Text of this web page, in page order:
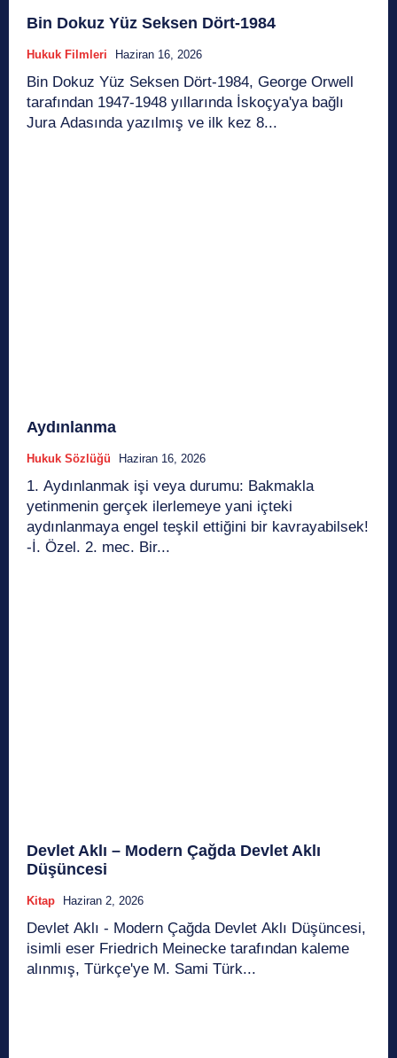
Bin Dokuz Yüz Seksen Dört-1984
Hukuk Filmleri Haziran 16, 2026
Bin Dokuz Yüz Seksen Dört-1984, George Orwell
tarafından 1947-1948 yıllarında İskoçya'ya bağlı
Jura Adasında yazılmış ve ilk kez 8...
Aydınlanma
Hukuk Sözlüğü Haziran 16, 2026
1. Aydınlanmak işi veya durumu: Bakmakla
yetinmenin gerçek ilerlemeye yani içteki
aydınlanmaya engel teşkil ettiğini bir kavrayabilsek!
-İ. Özel. 2. mec. Bir...
Devlet Aklı – Modern Çağda Devlet Aklı
Düşüncesi
Kitap Haziran 2, 2026
Devlet Aklı - Modern Çağda Devlet Aklı Düşüncesi,
isimli eser Friedrich Meinecke tarafından kaleme
alınmış, Türkçe'ye M. Sami Türk...